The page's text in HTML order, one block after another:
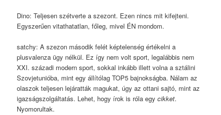
Dino: Teljesen szétverte a szezont. Ezen nincs mit kifejteni.
Egyszerűen vitathatatlan, főleg, mivel ÉN mondom.
satchy: A szezon második felét képtelenség értékelni a
plusvalenza ügy nélkül. Ez így nem volt sport, legalábbis nem
XXI. századi modern sport, sokkal inkább illett volna a sztálini
Szovjetunióba, mint egy állítólag TOP5 bajnokságba. Nálam az
olaszok teljesen lejáratták magukat, úgy az ottani sajtó, mint az
igazságszolgáltatás. Lehet, hogy írok is róla egycikket.
Nyomorultak.